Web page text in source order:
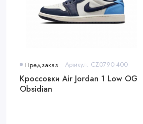
Предзаказ Артикул: CZ0790-400
Кроссовки Air Jordan 1 Low OG
Obsidian